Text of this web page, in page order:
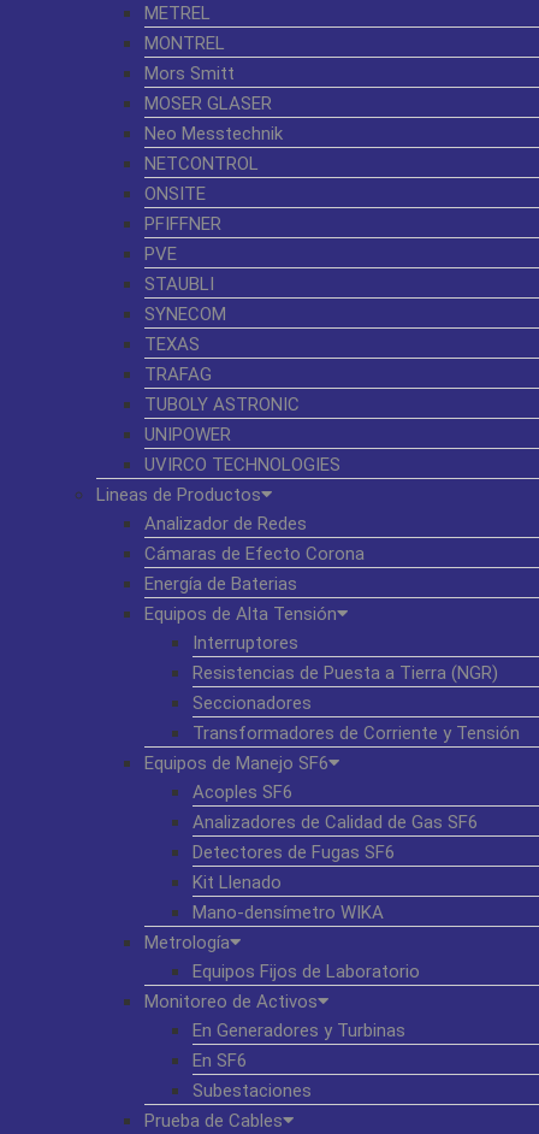
METREL
MONTREL
Mors Smitt
MOSER GLASER
Neo Messtechnik
NETCONTROL
ONSITE
PFIFFNER
PVE
STAUBLI
SYNECOM
TEXAS
TRAFAG
TUBOLY ASTRONIC
UNIPOWER
UVIRCO TECHNOLOGIES
Lineas de Productos
Analizador de Redes
Cámaras de Efecto Corona
Energía de Baterias
Equipos de Alta Tensión
Interruptores
Resistencias de Puesta a Tierra (NGR)
Seccionadores
Transformadores de Corriente y Tensión
Equipos de Manejo SF6
Acoples SF6
Analizadores de Calidad de Gas SF6
Detectores de Fugas SF6
Kit Llenado
Mano-densímetro WIKA
Metrología
Equipos Fijos de Laboratorio
Monitoreo de Activos
En Generadores y Turbinas
En SF6
Subestaciones
Prueba de Cables